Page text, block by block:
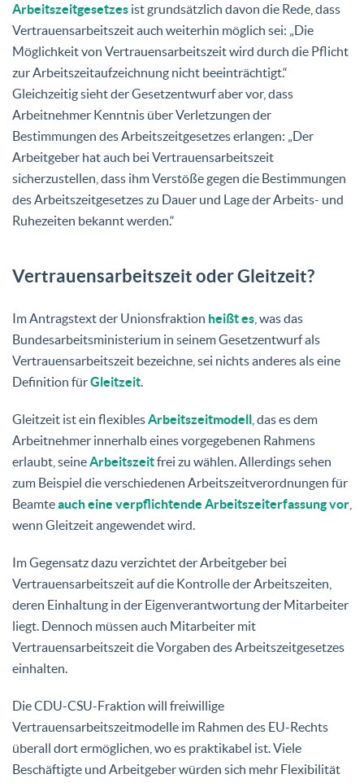
Arbeitszeitgesetzes ist grundsätzlich davon die Rede, dass
Vertrauensarbeitszeit auch weiterhin möglich sei: „Die
Möglichkeit von Vertrauensarbeitszeit wird durch die Pflicht
zur Arbeitszeitaufzeichnung nicht beeinträchtigt.“
Gleichzeitig sieht der Gesetzentwurf aber vor, dass
Arbeitnehmer Kenntnis über Verletzungen der
Bestimmungen des Arbeitszeitgesetzes erlangen: „Der
Arbeitgeber hat auch bei Vertrauensarbeitszeit
sicherzustellen, dass ihm Verstöße gegen die Bestimmungen
des Arbeitszeitgesetzes zu Dauer und Lage der Arbeits- und
Ruhezeiten bekannt werden.“
Vertrauensarbeitszeit oder Gleitzeit?
Im Antragstext der Unionsfraktion heißt es , was das
Bundesarbeitsministerium in seinem Gesetzentwurf als
Vertrauensarbeitszeit bezeichne, sei nichts anderes als eine
Definition fürGleitzeit.
Gleitzeit ist ein flexiblesArbeitszeitmodell , das es dem
Arbeitnehmer innerhalb eines vorgegebenen Rahmens
erlaubt, seineArbeitszeitfrei zu wählen. Allerdings sehen
zum Beispiel die verschiedenen Arbeitszeitverordnungen für
Beamteauch eine verpflichtende Arbeitszeiterfassung vor
wenn Gleitzeit angewendet wird.
Im Gegensatz dazu verzichtet der Arbeitgeber bei
Vertrauensarbeitszeit auf die Kontrolle der Arbeitszeiten,
deren Einhaltung in der Eigenverantwortung der Mitarbeiter
liegt. Dennoch müssen auch Mitarbeiter mit
Vertrauensarbeitszeit die Vorgaben des Arbeitszeitgesetzes
einhalten.
Die CDU-CSU-Fraktion will freiwillige
Vertrauensarbeitszeitmodelle im Rahmen des EU-Rechts
überall dort ermöglichen, wo es praktikabel ist. Viele
Beschäftigte und Arbeitgeber würden sich mehr Flexibilität